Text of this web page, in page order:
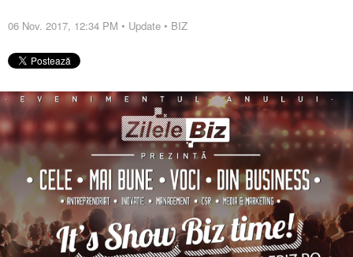
06 Nov. 2017, 12:34 PM • Update • BIZ